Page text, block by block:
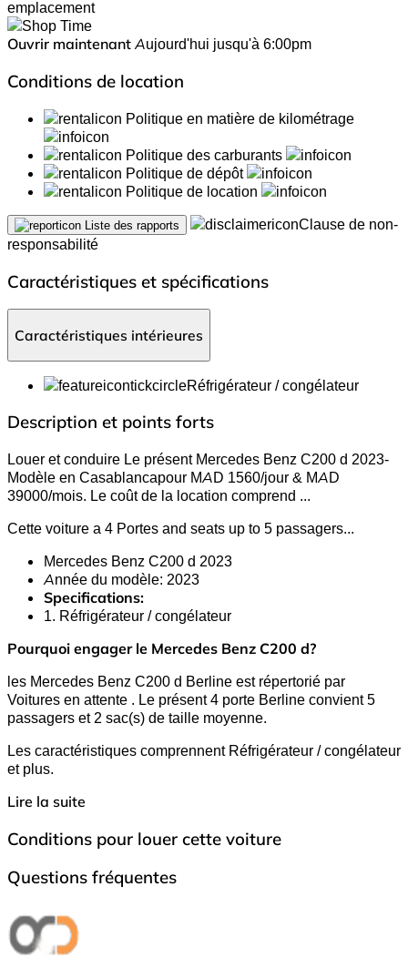
emplacement
Ouvrir maintenant Aujourd'hui jusqu'à 6:00pm
Conditions de location
Politique en matière de kilométrage
Politique des carburants
Politique de dépôt
Politique de location
Liste des rapports
Clause de non-
responsabilité
Caractéristiques et spécifications
Caractéristiques intérieures
Réfrigérateur / congélateur
Description et points forts
Louer et conduire Le présent Mercedes Benz C200 d 2023-
Modèle en Casablancapour MAD 1560/jour & MAD
39000/mois. Le coût de la location comprend ...
Cette voiture a 4 Portes and seats up to 5 passagers...
Mercedes Benz C200 d 2023
Année du modèle: 2023
Specifications:
1. Réfrigérateur / congélateur
Pourquoi engager le Mercedes Benz C200 d?
les Mercedes Benz C200 d Berline est répertorié par
Voitures en attente . Le présent 4 porte Berline convient 5
passagers et 2 sac(s) de taille moyenne.
Les caractéristiques comprennent Réfrigérateur / congélateur
et plus.
Lire la suite
Conditions pour louer cette voiture
Questions fréquentes